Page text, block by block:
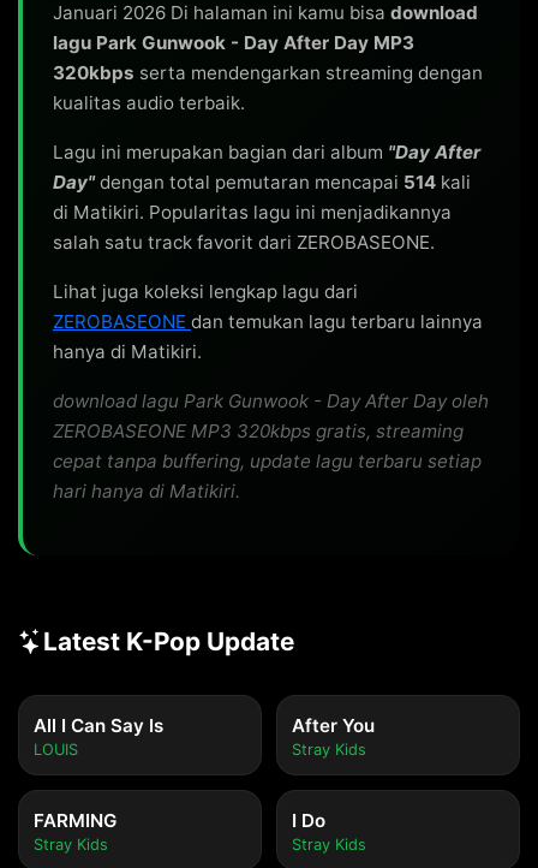
Januari 2026 Di halaman ini kamu bisa download
lagu Park Gunwook - Day After Day MP3
320kbps serta mendengarkan streaming dengan
kualitas audio terbaik.
Lagu ini merupakan bagian dari album "Day After
Day"dengan total pemutaran mencapai 514 kali
di Matikiri. Popularitas lagu ini menjadikannya
salah satu track favorit dari ZEROBASEONE.
Lihat juga koleksi lengkap lagu dari
ZEROBASEONE dan temukan lagu terbaru lainnya
hanya di Matikiri.
download lagu Park Gunwook - Day After Day oleh
ZEROBASEONE MP3 320kbps gratis, streaming
cepat tanpa buffering, update lagu terbaru setiap
hari hanya di Matikiri.
Latest K-Pop Update
All I Can Say Is
LOUIS
After You
Stray Kids
FARMING
Stray Kids
I Do
Stray Kids